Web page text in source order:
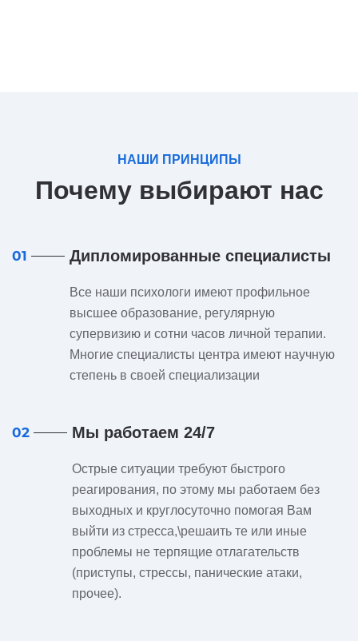
НАШИ ПРИНЦИПЫ
Почему выбирают нас
01 Дипломированные специалисты
Все наши психологи имеют профильное
высшее образование, регулярную
супервизию и сотни часов личной терапии.
Многие специалисты центра имеют научную
степень в своей специализации
02 Мы работаем 24/7
Острые ситуации требуют быстрого
реагирования, по этому мы работаем без
выходных и круглосуточно помогая Вам
выйти из стресса,\решаить те или иные
проблемы не терпящие отлагательств
(приступы, стрессы, панические атаки,
прочее).